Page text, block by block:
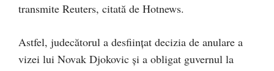
transmite Reuters, citată de Hotnews.
Astfel, judecătorul a desființat decizia de anulare a
vizei lui Novak Djokovic și a obligat guvernul la